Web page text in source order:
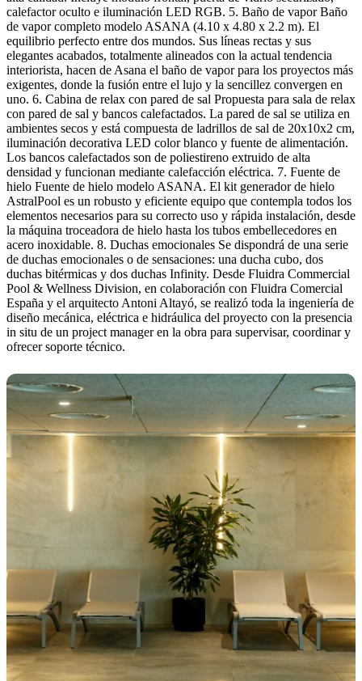
calefactor oculto e iluminación LED RGB. 5. Baño de vapor Baño
de vapor completo modelo ASANA (4.10 x 4.80 x 2.2 m). El
equilibrio perfecto entre dos mundos. Sus líneas rectas y sus
elegantes acabados, totalmente alineados con la actual tendencia
interiorista, hacen de Asana el baño de vapor para los proyectos más
exigentes, donde la fusión entre el lujo y la sencillez convergen en
uno. 6. Cabina de relax con pared de sal Propuesta para sala de relax
con pared de sal y bancos calefactados. La pared de sal se utiliza en
ambientes secos y está compuesta de ladrillos de sal de 20x10x2 cm,
iluminación decorativa LED color blanco y fuente de alimentación.
Los bancos calefactados son de poliestireno extruido de alta
densidad y funcionan mediante calefacción eléctrica. 7. Fuente de
hielo Fuente de hielo modelo ASANA. El kit generador de hielo
AstralPool es un robusto y eficiente equipo que contempla todos los
elementos necesarios para su correcto uso y rápida instalación, desde
la máquina troceadora de hielo hasta los tubos embellecedores en
acero inoxidable. 8. Duchas emocionales Se dispondrá de una serie
de duchas emocionales o de sensaciones: una ducha cubo, dos
duchas bitérmicas y dos duchas Infinity. Desde Fluidra Commercial
Pool & Wellness Division, en colaboración con Fluidra Comercial
España y el arquitecto Antoni Altayó, se realizó toda la ingeniería de
diseño mecánica, eléctrica e hidráulica del proyecto con la presencia
in situ de un project manager en la obra para supervisar, coordinar y
ofrecer soporte técnico.